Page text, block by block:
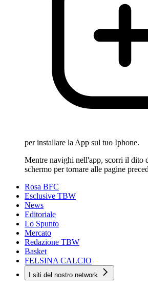
per installare la App sul tuo Iphone.
Mentre navighi nell'app, scorri il dito
schermo per tornare alle pagine
Rosa BFC
Esclusive TBW
News
Editoriale
Lo Spunto
Mercato
Redazione TBW
Basket
FELSINA CALCIO
I siti del nostro network